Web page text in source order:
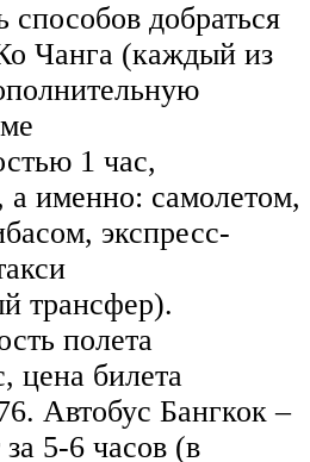
способов добраться
Чанга (каждый из
1 час,
а именно: самолетом,
экспресс-
трансфер).
полета
цена билета
Автобус Бангкок –
5-6 часов (в